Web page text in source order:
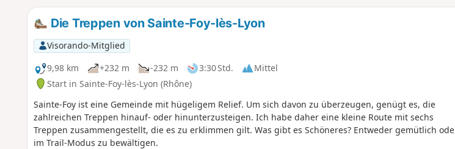
Die Treppen von Sainte-Foy-lès-Lyon
Visorando-Mitglied
9,98 km
+232 m -232 m 3:30 Std.
Mittel
Start in Sainte-Foy-lès-Lyon (Rhône)
Sainte-Foy ist eine Gemeinde mit hügeligem Relief. Um sich davon zu überzeugen, genügt es, die
zahlreichen Treppen hinauf- oder hinunterzusteigen. Ich habe daher eine kleine Route mit sechs
Treppen zusammengestellt, die es zu erklimmen gilt. Was gibt es Schöneres? Entweder gemütlich
im Trail-Modus zu bewältigen.